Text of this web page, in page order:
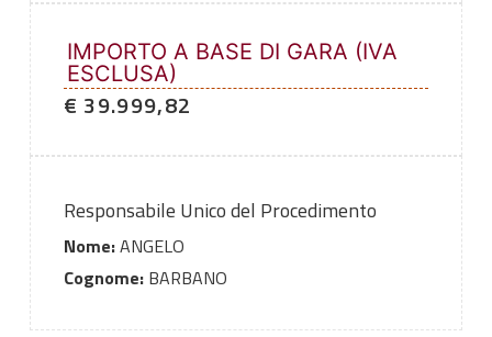
IMPORTO A BASE DI GARA (IVA
ESCLUSA)
€ 39.999,82
Responsabile Unico del Procedimento
Nome:ANGELO
Cognome:BARBANO